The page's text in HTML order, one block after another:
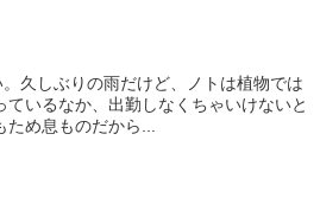
久しぶりの雨だけど、ノトは植物では
いるなか、出勤しなくちゃいけないと
ため息ものだから...